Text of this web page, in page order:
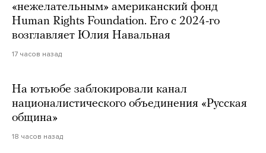
«нежелательным» американский фонд
Human Rights Foundation. Его с 2024-го
возглавляет Юлия Навальная
17 часов назад
На ютьюбе заблокировали канал
националистического объединения «Русская
община»
18 часов назад